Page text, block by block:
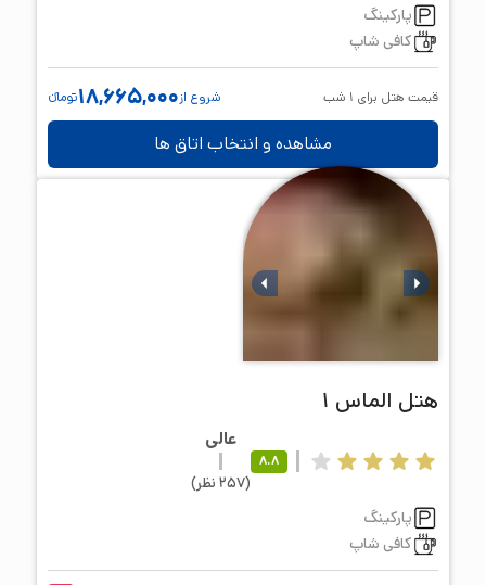
پارکینگ
کافی شاپ
قیمت هتل برای 1 شب شروع از18,665,000تومانء
مشاهده و انتخاب اتاق ها
هتل الماس 1
8.8
عالی
(
257 نظر)
پارکینگ
کافی شاپ